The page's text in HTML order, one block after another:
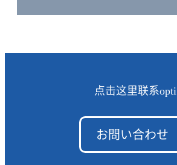
点击这里联系opti
お問い合わせ